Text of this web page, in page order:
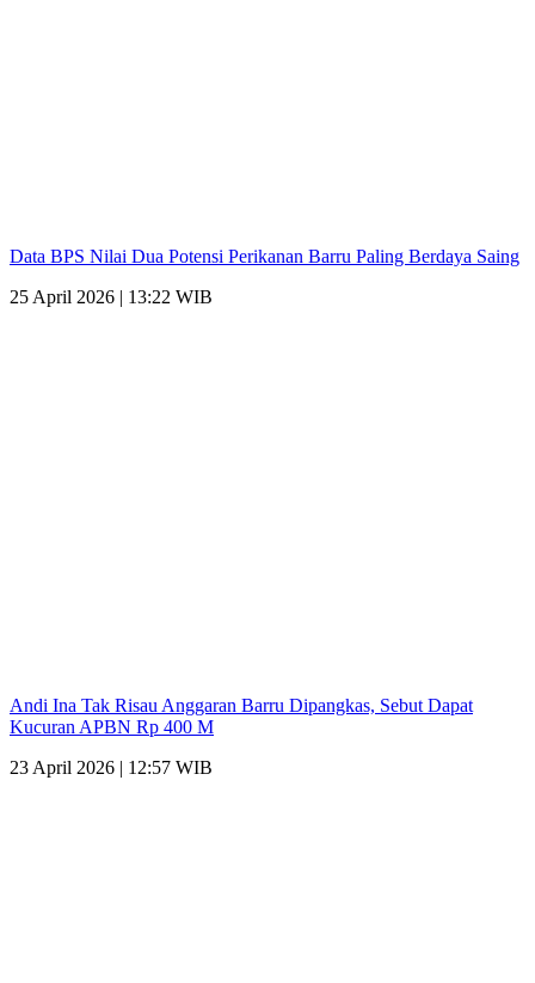
Data BPS Nilai Dua Potensi Perikanan Barru Paling Berdaya Saing
25 April 2026 | 13:22 WIB
Andi Ina Tak Risau Anggaran Barru Dipangkas, Sebut Dapat
Kucuran APBN Rp 400 M
23 April 2026 | 12:57 WIB